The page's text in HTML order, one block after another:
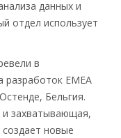
данных и
отдел использует
в
разработок EMEA
Бельгия.
и захватывающая,
создает новые